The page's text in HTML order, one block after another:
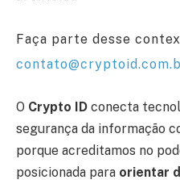
Faça parte desse
O Crypto ID conecta
segurança da informação
porque acreditamos no
posicionada para orientar